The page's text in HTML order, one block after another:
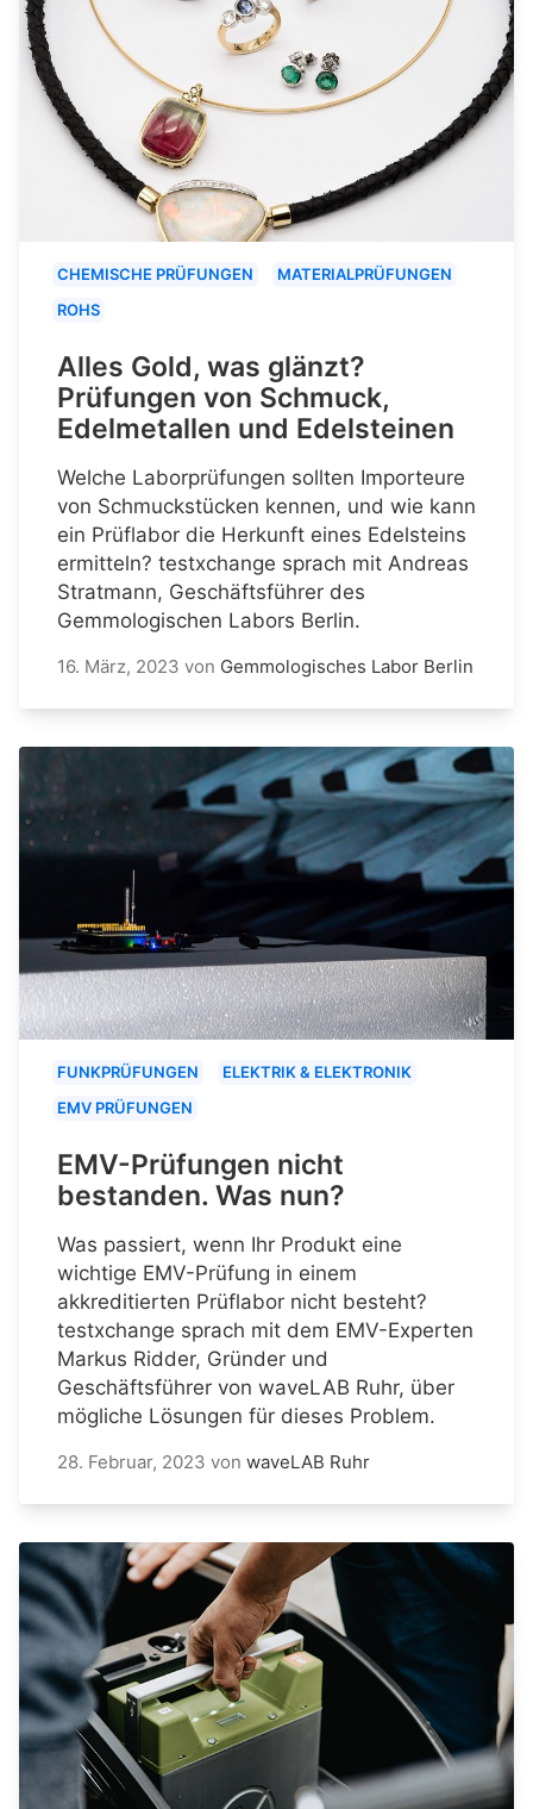
CHEMISCHE PRÜFUNGEN
MATERIALPRÜFUNGEN
ROHS
Alles Gold, was glänzt?
Prüfungen von Schmuck,
Edelmetallen und Edelsteinen
Welche Laborprüfungen sollten Importeure
von Schmuckstücken kennen, und wie kann
ein Prüflabor die Herkunft eines Edelsteins
ermitteln? testxchange sprach mit Andreas
Stratmann, Geschäftsführer des
Gemmologischen Labors Berlin.
16. März, 2023 von Gemmologisches Labor Berlin
FUNKPRÜFUNGEN
ELEKTRIK & ELEKTRONIK
EMV PRÜFUNGEN
EMV-Prüfungen nicht
bestanden. Was nun?
Was passiert, wenn Ihr Produkt eine
wichtige EMV-Prüfung in einem
akkreditierten Prüflabor nicht besteht?
testxchange sprach mit dem EMV-Experten
Markus Ridder, Gründer und
Geschäftsführer von waveLAB Ruhr, über
mögliche Lösungen für dieses Problem.
28. Februar, 2023 von waveLAB Ruhr